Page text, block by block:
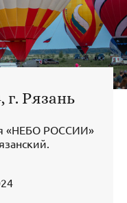
г. Рязань
«НЕБО РОССИИ»